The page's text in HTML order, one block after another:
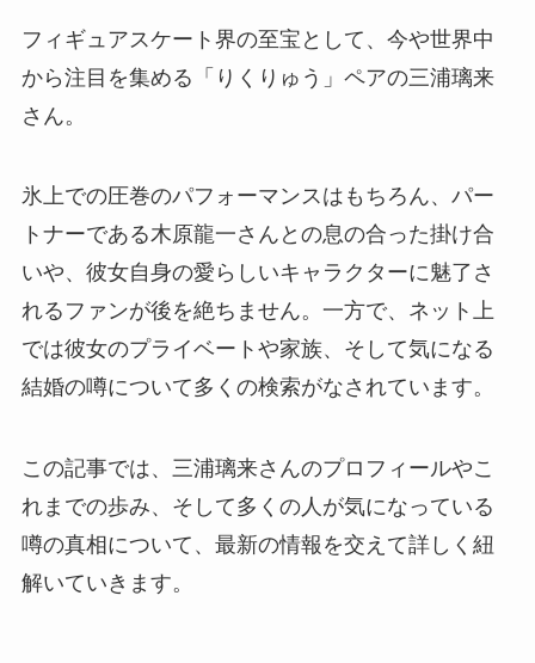
フィギュアスケート界の至宝として、今や世界中
から注目を集める「りくりゅう」ペアの三浦璃来
さん。
氷上での圧巻のパフォーマンスはもちろん、パー
トナーである木原龍一さんとの息の合った掛け合
いや、彼女自身の愛らしいキャラクターに魅了さ
れるファンが後を絶ちません。一方で、ネット上
では彼女のプライベートや家族、そして気になる
結婚の噂について多くの検索がなされています。
この記事では、三浦璃来さんのプロフィールやこ
れまでの歩み、そして多くの人が気になっている
噂の真相について、最新の情報を交えて詳しく紐
解いていきます。